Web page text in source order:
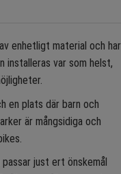
enhetligt material och har
installeras var som helst,
en plats där barn och
är mångsidiga och
just ert önskemål